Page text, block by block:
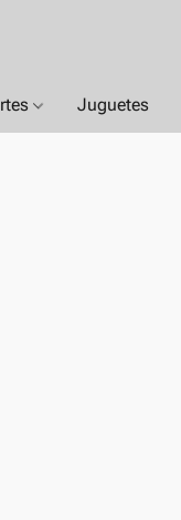
Juguetes